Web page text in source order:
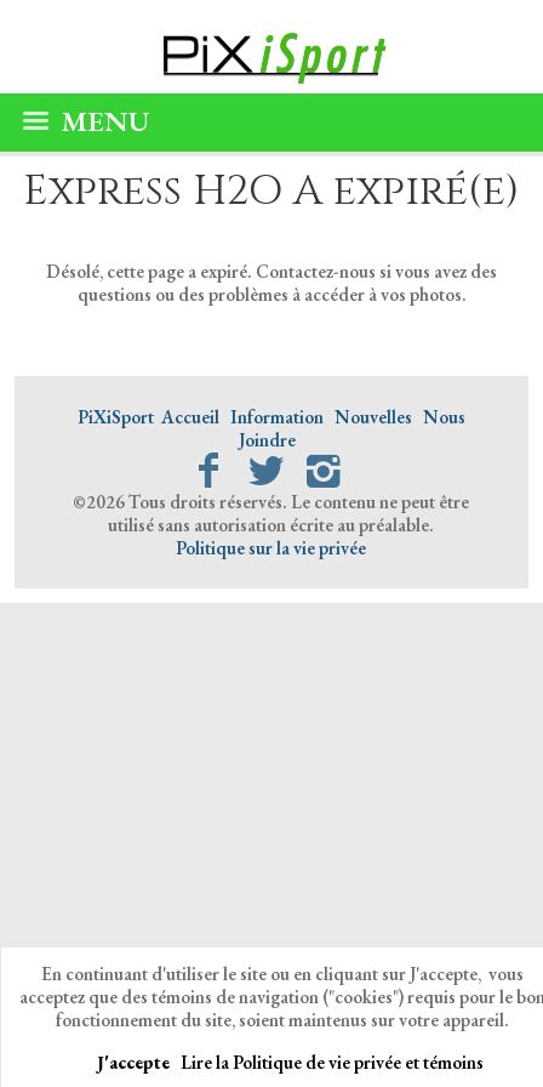
MENU
Express H2O A expiré(e)
Désolé, cette page a expiré. Contactez-nous si vous avez des
questions ou des problèmes à accéder à vos photos.
PiXiSport Accueil Information Nouvelles Nous
Joindre
©2026 Tous droits réservés. Le contenu ne peut être
utilisé sans autorisation écrite au préalable.
Politique sur la vie privée
En continuant d'utiliser le site ou en cliquant sur J'accepte, vous
acceptez que des témoins de navigation ("cookies") requis pour le
fonctionnement du site, soient maintenus sur votre appareil.
J'accepte Lire la Politique de vie privée et témoins